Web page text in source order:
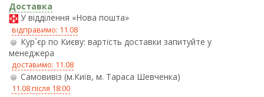
Доставка
У відділення «Нова пошта»
відправимо: 11.08
Кур`єр по Києву: вартість доставки запитуйте у
менеджера
доставимо: 11.08
Самовивіз (м.Київ, м. Тараса Шевченка)
11.08 після 18:00